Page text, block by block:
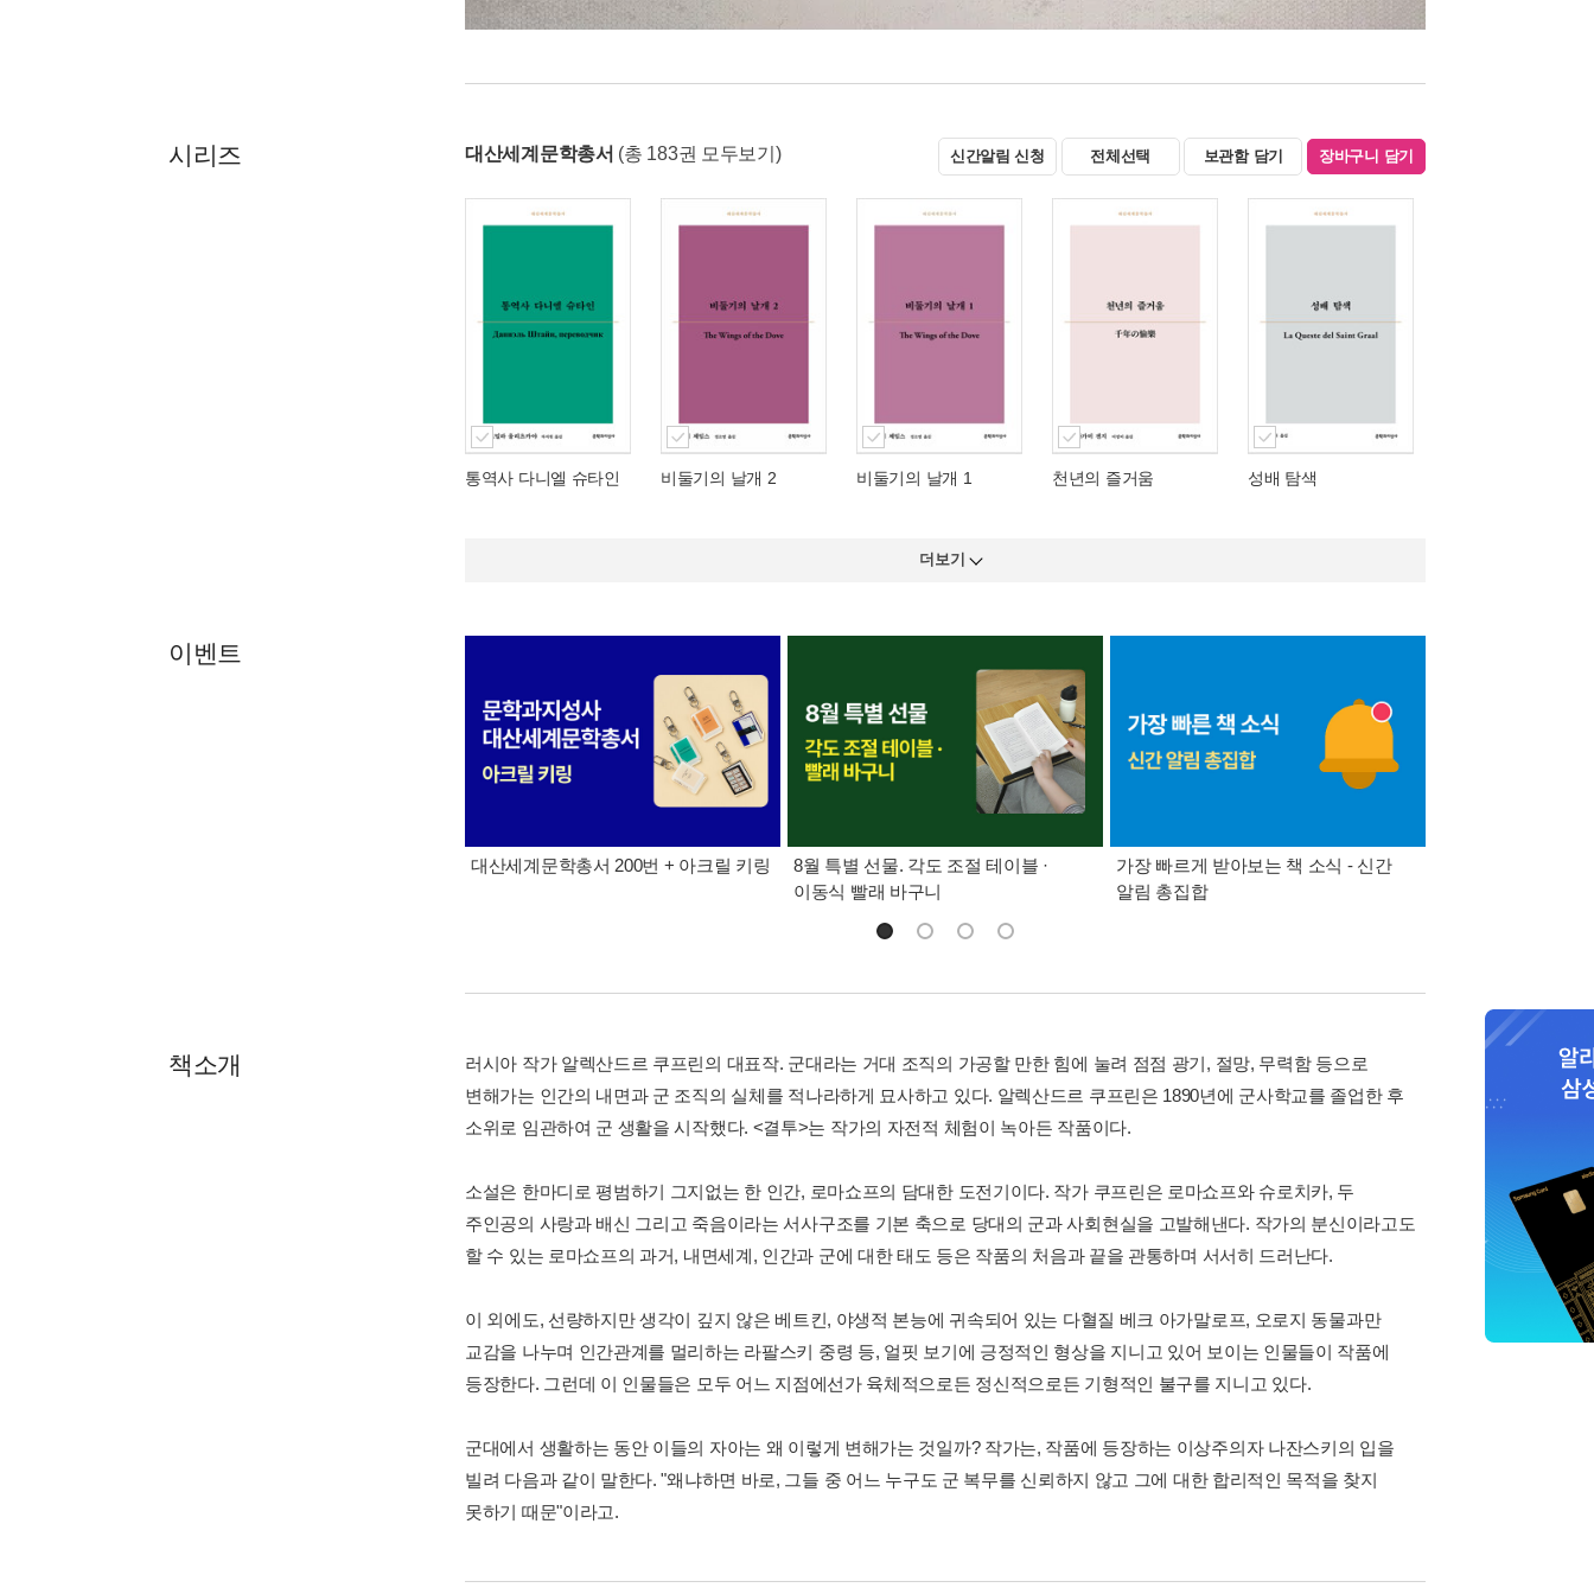
시리즈 대산세계문학총서 (총 183권 모두보기) 신간알림 신청 전체선택 보관함 담기 장바구니 담기
통역사 다니엘 슈타인 비둘기의 날개 2 비둘기의 날개 1 천년의 즐거움 성배 탐색
더보기
이벤트
대산세계문학총서 200번 + 아크릴 키링
8월 특별 선물. 각도 조절 테이블 ·
이동식 빨래 바구니
가장 빠르게 받아보는 책 소식 - 신간
알림 총집합
책소개
러시아 작가 알렉산드르 쿠프린의 대표작. 군대라는 거대 조직의 가공할 만한 힘에 눌려 점점 광기, 절망, 무력함 등으로
변해가는 인간의 내면과 군 조직의 실체를 적나라하게 묘사하고 있다. 알렉산드르 쿠프린은 1890년에 군사학교를 졸업한 후
소위로 임관하여 군 생활을 시작했다. <결투>는 작가의 자전적 체험이 녹아든 작품이다.
소설은 한마디로 평범하기 그지없는 한 인간, 로마쇼프의 담대한 도전기이다. 작가 쿠프린은 로마쇼프와 슈로치카, 두
주인공의 사랑과 배신 그리고 죽음이라는 서사구조를 기본 축으로 당대의 군과 사회현실을 고발해낸다. 작가의 분신이라고도
할 수 있는 로마쇼프의 과거, 내면세계, 인간과 군에 대한 태도 등은 작품의 처음과 끝을 관통하며 서서히 드러난다.
이 외에도, 선량하지만 생각이 깊지 않은 베트킨, 야생적 본능에 귀속되어 있는 다혈질 베크 아가말로프, 오로지 동물과만
교감을 나누며 인간관계를 멀리하는 라팔스키 중령 등, 얼핏 보기에 긍정적인 형상을 지니고 있어 보이는 인물들이 작품에
등장한다. 그런데 이 인물들은 모두 어느 지점에선가 육체적으로든 정신적으로든 기형적인 불구를 지니고 있다.
군대에서 생활하는 동안 이들의 자아는 왜 이렇게 변해가는 것일까? 작가는, 작품에 등장하는 이상주의자 나잔스키의 입을
빌려 다음과 같이 말한다. "왜냐하면 바로, 그들 중 어느 누구도 군 복무를 신뢰하지 않고 그에 대한 합리적인 목적을 찾지
못하기 때문"이라고.